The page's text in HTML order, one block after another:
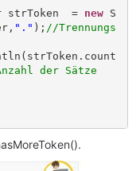
strToken  =
new S
"." ); //Trennungs
der Sätze